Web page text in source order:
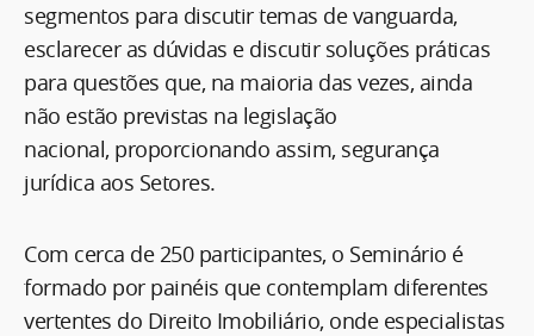
segmentos para discutir temas de vanguarda,
esclarecer as dúvidas e discutir soluções práticas
para questões que, na maioria das vezes, ainda
não estão previstas na legislação
nacional, proporcionando assim, segurança
jurídica aos Setores.
Com cerca de 250 participantes, o Seminário é
formado por painéis que contemplam diferentes
vertentes do Direito Imobiliário, onde especialistas